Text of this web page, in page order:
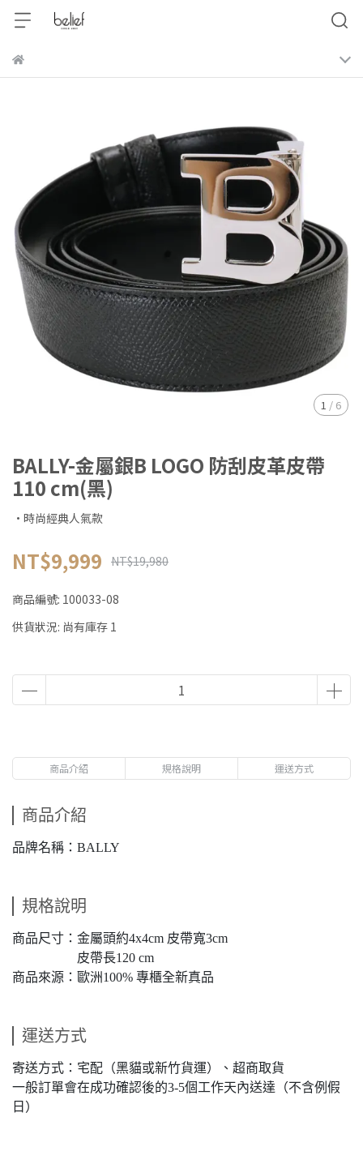
1 / 6
BALLY-金屬銀B LOGO 防刮皮革皮帶
110 cm(黑)
·時尚經典人氣款
NT$9,999 NT$19,980
商品編號: 100033-08
供貨狀況: 尚有庫存 1
商品介紹 規格說明 運送方式
商品介紹
品牌名稱：BALLY
規格說明
商品尺寸：金屬頭約4x4cm 皮帶寬3cm
皮帶長120 cm
商品來源：歐洲100% 專櫃全新真品
運送方式
寄送方式：宅配（黑貓或新竹貨運）、超商取貨
一般訂單會在成功確認後的3-5個工作天內送達（不含例假
日）